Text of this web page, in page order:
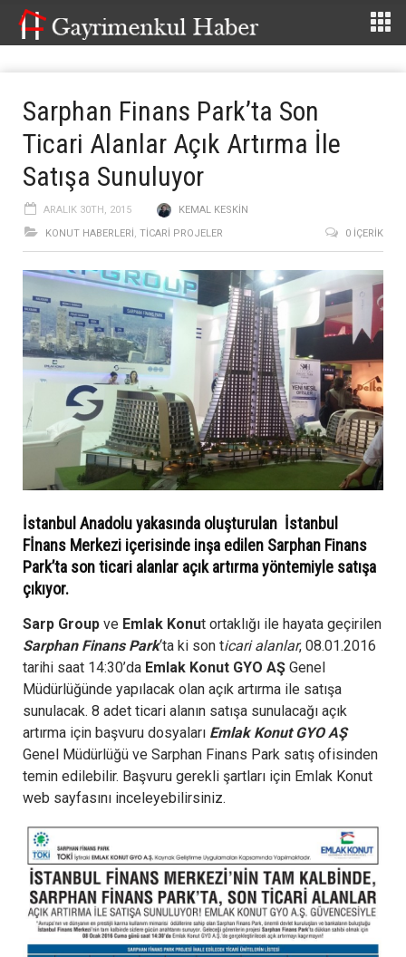
Sarphan Finans Park’ta Son
Ticari Alanlar Açık Artırma İle
Satışa Sunuluyor
ARALIK 30TH, 2015
KEMAL KESKIN
KONUT HABERLERI, TİCARİ PROJELER 0 İÇERIK
İstanbul Anadolu yakasında oluşturulan İstanbul
Fİnans Merkezi içerisinde inşa edilen Sarphan Finans
Park’ta son ticari alanlar açık artırma yöntemiyle satışa
çıkıyor.
Sarp Group ve Emlak Konut ortaklığı ile hayata geçirilen
Sarphan Finans Park‘ta ki son ticari alanlar, 08.01.2016
tarihi saat 14:30’da Emlak Konut GYO AŞ Genel
Müdürlüğünde yapılacak olan açık artırma ile satışa
sunulacak. 8 adet ticari alanın satışa sunulacağı açık
artırma için başvuru dosyaları Emlak Konut GYO AŞ
Genel Müdürlüğü ve Sarphan Finans Park satış ofisinden
temin edilebilir. Başvuru gerekli şartları için Emlak Konut
web sayfasını inceleyebilirsiniz.